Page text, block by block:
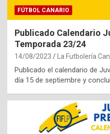
FÚTBOL CANARIO
Publicado Calendario
Temporada 23/24
14/08/2023 La Futbolería
Publicado el calendario de
día 15 de septiembre y